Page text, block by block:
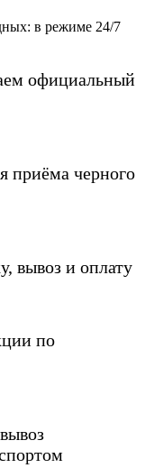
в режиме 24/7
официальный
приёма черного
вывоз и оплату
по